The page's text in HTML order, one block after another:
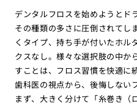
デンタルフロスを始めようとド
その種類の多さに圧倒されてし
くタイプ、持ち手が付いたホル
クスなし。様々な選択肢の中か
すことは、フロス習慣を快適に
歯科医の視点から、後悔しない
まず、大きく分けて「糸巻き（